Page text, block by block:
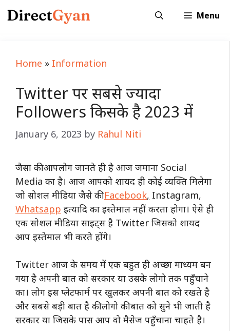
to
Menu
Home » Information
Twitter पर सबसे ज्यादा
Followers किसके है 2023 में
January 6, 2023 by Rahul Niti
जैसा की आपलोग जानते ही है आज जमाना Social
Media का है। आज आपको शायद ही कोई व्यक्ति मिलेगा
जो सोशल मीडिया जैसे कीFacebook, Instagram,
Whatsapp इत्यादि का इस्तेमाल नहीं करता होगा। ऐसे ही
एक सोशल मीडिया साइट्स है Twitter जिसको शायद
आप इस्तेमाल भी करते होंगे।
Twitter आज के समय में एक बहुत ही अच्छा माध्यम बन
गया है अपनी बात को सरकार या उसके लोगो तक पहुँचाने
का। लोग इस प्लेटफार्म पर खुलकर अपनी बात को रखते है
और सबसे बड़ी बात है की लोगो की बात को सुने भी जाती है
सरकार या जिसके पास आप वो मैसेज पहुँचाना चाहते है।